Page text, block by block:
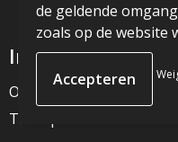
Informatie
Over ons
Tricorp
de geldende
zoals op de website